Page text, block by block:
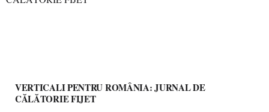
VERTICALI PENTRU ROMÂNIA: JURNAL DE
CĂLĂTORIE FIJET